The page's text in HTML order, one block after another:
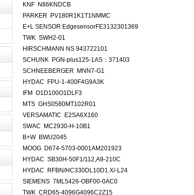
KNF N86KNDCB
PARKER PV180R1K1T1NMMC
E+L SENSOR EdgesensorFE3132301369
TWK SWH2-01
HIRSCHMANN NS 943722101
SCHUNK PGN-plus125-1AS：371403
SCHNEEBERGER MNN7-G1
HYDAC FPU-1-400F4G9A3K
IFM O1D100O1DLF3
MTS GHS0580MT102R01
VERSAMATIC E2SA6X160
SWAC MC2930-H-10B1
B+W BWU2045
MOOG D674-5703-0001AM201923
HYDAC SB30H-50F1/112,A9-210C
HYDAC RFBN/HC330DL10D1.X/-L24
SIEMENS 7ML5426-OBF00-0AC0
TWK CRD65-4096G4096C2Z15